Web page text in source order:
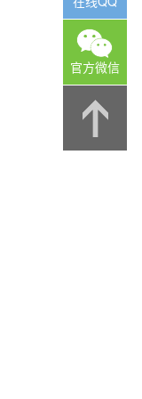
官方微信